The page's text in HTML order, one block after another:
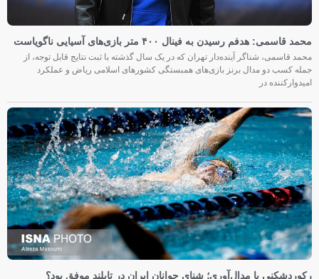
محمد قاسمی: هدفم رسیدن به فینال ۴۰۰ متر بازی‌های آسیایی ناگویاست
محمد قاسمی، شناگر آینده‌دار تهران که در یک سال گذشته با ثبت نتایج قابل توجه، از
جمله کسب دو مدال برنز بازی‌های همبستگی کشورهای اسلامی ریاض و عملکرد
امیدوارکننده در